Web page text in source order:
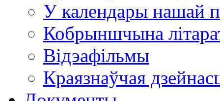
У календары нашай
Кобрыншчына
Відэафільмы
Краязнаўчая